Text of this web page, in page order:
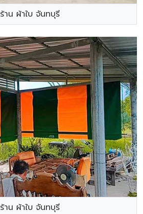
ร้าน ผ้าใบ จันทบุรี
ร้าน ผ้าใบ จันทบุรี